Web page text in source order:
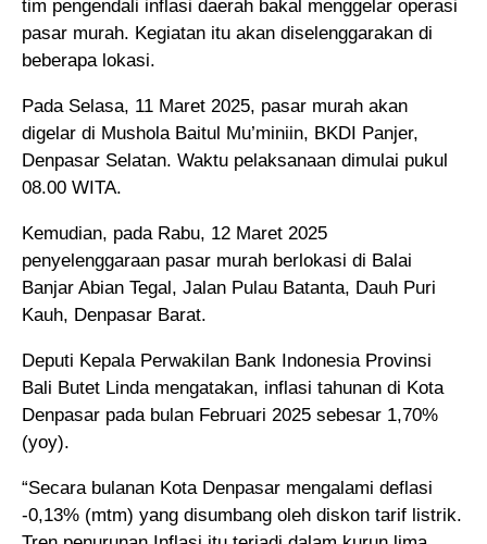
tim pengendali inflasi daerah bakal menggelar operasi
pasar murah. Kegiatan itu akan diselenggarakan di
beberapa lokasi.
Pada Selasa, 11 Maret 2025, pasar murah akan
digelar di Mushola Baitul Mu’miniin, BKDI Panjer,
Denpasar Selatan. Waktu pelaksanaan dimulai pukul
08.00 WITA.
Kemudian, pada Rabu, 12 Maret 2025
penyelenggaraan pasar murah berlokasi di Balai
Banjar Abian Tegal, Jalan Pulau Batanta, Dauh Puri
Kauh, Denpasar Barat.
Deputi Kepala Perwakilan Bank Indonesia Provinsi
Bali Butet Linda mengatakan, inflasi tahunan di Kota
Denpasar pada bulan Februari 2025 sebesar 1,70%
(yoy).
“Secara bulanan Kota Denpasar mengalami deflasi
-0,13% (mtm) yang disumbang oleh diskon tarif listrik.